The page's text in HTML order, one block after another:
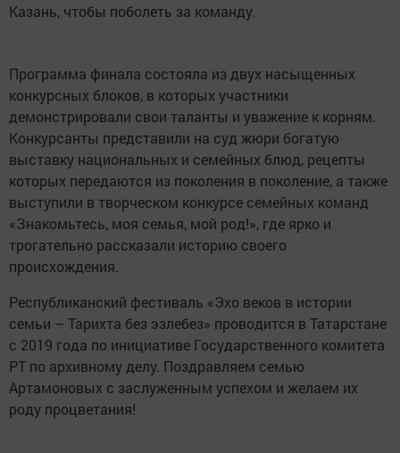
Казань, чтобы поболеть за команду.
Программа финала состояла из двух насыщенных
конкурсных блоков, в которых участники
демонстрировали свои таланты и уважение к корням.
Конкурсанты представили на суд жюри богатую
выставку национальных и семейных блюд, рецепты
которых передаются из поколения в поколение, а также
выступили в творческом конкурсе семейных команд
«Знакомьтесь, моя семья, мой род!», где ярко и
трогательно рассказали историю своего
происхождения.
Республиканский фестиваль «Эхо веков в истории
семьи – Тарихта без эзлебез» проводится в Татарстане
с 2019 года по инициативе Государственного комитета
РТ по архивному делу. Поздравляем семью
Артамоновых с заслуженным успехом и желаем их
роду процветания!